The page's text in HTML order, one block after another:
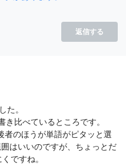
返信する
た。
比べているところです。
のほうが単語がピタッと選
はいいのですが、ちょっとだ
ですね。